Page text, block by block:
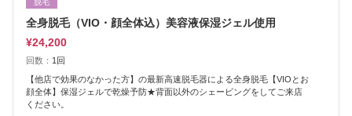
脱毛
全身脱毛（VIO・顔全体込）美容液保湿ジェル使用
¥24,200
回数： 1回
【他店で効果のなかった方】の最新高速脱毛器による全身脱毛【VIOとお
顔全体】保湿ジェルで乾燥予防★背面以外のシェービングをしてご来店
ください。